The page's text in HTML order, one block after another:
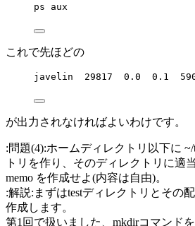
ps aux
これで先ほどの
javelin  29817  0.0  0.1
が出力されなければよいわけです。
:問題(4):ホームディレクトリ以下に
トリを作り、そのディレクトリに適
memo を作成せよ(内容は自由)。
:解説:まずはtestディレクトリとその
作成します。
第1回で扱いました、mkdirコマンド